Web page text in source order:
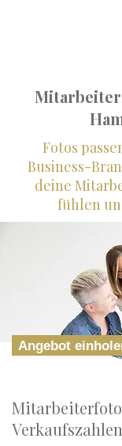
Fotos
Business-
deine
fühlen
Angebot
Verkaufszahlen